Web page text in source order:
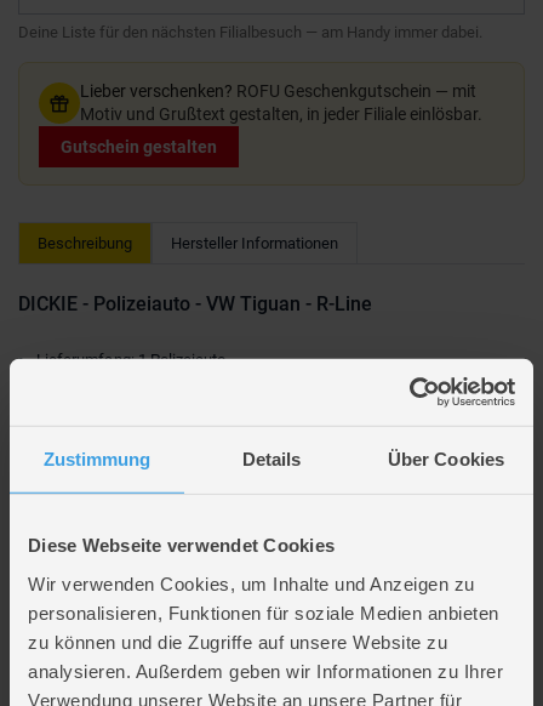
Zustimmung Details Über Cookies
Diese Webseite verwendet Cookies
Wir verwenden Cookies, um Inhalte und Anzeigen zu
personalisieren, Funktionen für soziale Medien anbieten
zu können und die Zugriffe auf unsere Website zu
analysieren. Außerdem geben wir Informationen zu Ihrer
Verwendung unserer Website an unsere Partner für
Deine Liste für den nächsten Filialbesuch — am Handy immer dabei.
Lieber verschenken? ROFU Geschenkgutschein — mit
Motiv und Grußtext gestalten, in jeder Filiale einlösbar.
Gutschein gestalten
Beschreibung Hersteller Informationen
DICKIE - Polizeiauto - VW Tiguan - R-Line
Lieferumfang: 1 Polizeiauto
Freilauf
Maßstab 1:18
Altersempfehlung: ab 3 Jahre
Hersteller: Dickie
Hersteller Art.Nr.: 203714013
Artikelmerkmale